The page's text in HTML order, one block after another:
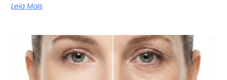
Leia Mais